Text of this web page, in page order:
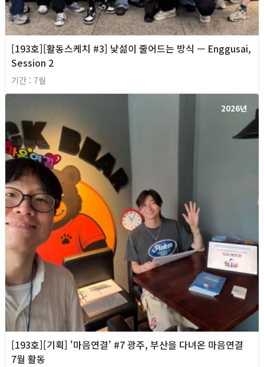
[193호][활동스케치 #3] 낯섦이 줄어드는 방식 — Enggusai,
Session 2
기간 : 7월
2026년
[193호][기획] '마음연결' #7 광주, 부산을 다녀온 마음연결
7월 활동